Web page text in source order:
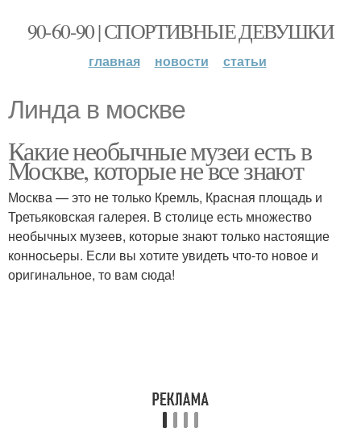
90-60-90 | СПОРТИВНЫЕ ДЕВУШКИ
главная новости статьи
Линда в москве
Какие необычные музеи есть в
Москве, которые не все знают
Москва — это не только Кремль, Красная площадь и
Третьяковская галерея. В столице есть множество
необычных музеев, которые знают только настоящие
конносьеры. Если вы хотите увидеть что-то новое и
оригинальное, то вам сюда!